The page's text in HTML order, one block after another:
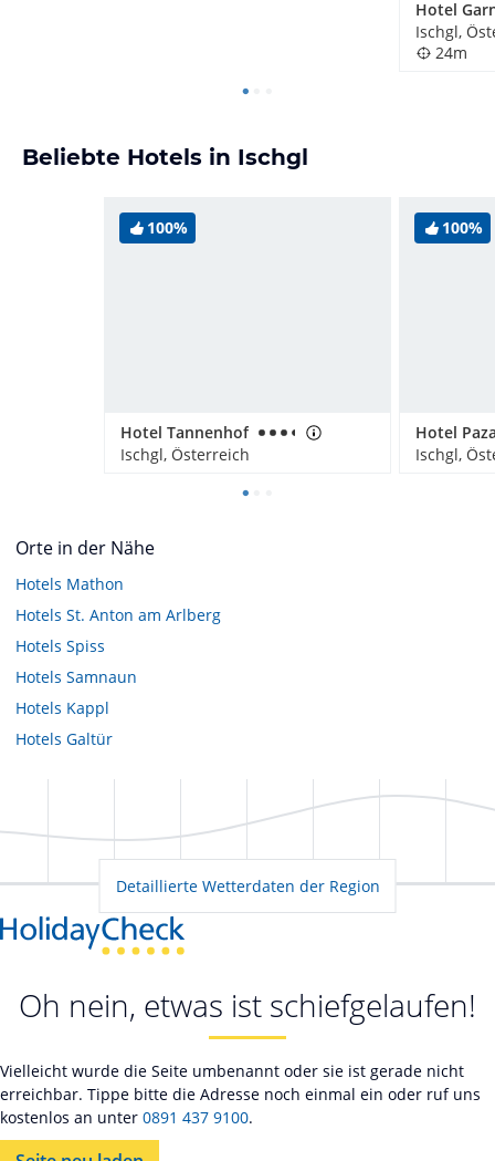
Hotel
Ischgl,
24m
Beliebte Hotels in Ischgl
100%
Hotel Tannenhof
Ischgl, Österreich
100%
Hotel
Ischgl,
Orte in der Nähe
Hotels Mathon
Hotels St. Anton am Arlberg
Hotels Spiss
Hotels Samnaun
Hotels Kappl
Hotels Galtür
Detaillierte Wetterdaten der Region
Oh nein, etwas ist schiefgelaufen!
Vielleicht wurde die Seite umbenannt oder sie ist gerade nicht
erreichbar. Tippe bitte die Adresse noch einmal ein oder ruf uns
kostenlos an unter 0891 437 9100.